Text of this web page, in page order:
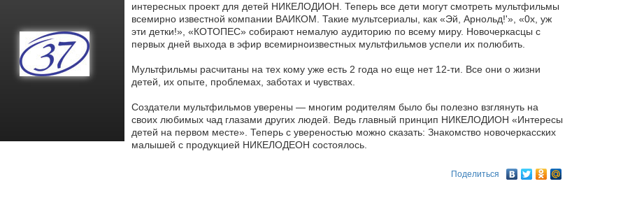
интересных проект для детей НИКЕЛОДИОН. Теперь все дети могут смотреть мультфильмы
всемирно известной компании ВАИКОМ. Такие мультсериалы, как «Эй, Арнольд!'», «0х, уж
эти детки!», «КОТОПЕС» собирают немалую аудиторию по всему миру. Новочеркасцы с
первых дней выхода в эфир всемирноизвестных мультфильмов успели их полюбить.
Мультфильмы расчитаны на тех кому уже есть 2 года но еще нет 12-ти. Все они о жизни
детей, их опыте, проблемах, заботах и чувствах.
Создатели мультфильмов уверены — многим родителям было бы полезно взглянуть на
своих любимых чад глазами других людей. Ведь главный принцип НИКЕЛОДИОН «Интересы
детей на первом месте». Теперь с увереностью можно сказать: Знакомство новочеркасских
малышей с продукцией НИКЕЛОДЕОН состоялось.
Поделиться